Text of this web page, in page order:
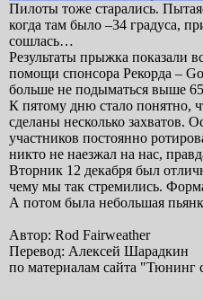
Пилоты тоже старались.
когда там было –34 градуса,
сошлась…
Результаты прыжка показали
помощи спонсора Рекорда –
больше не подыматься выше
К пятому дню стало понятно,
сделаны несколько захватов.
участников постоянно
никто не наезжал на нас,
Вторник 12 декабря был
чему мы так стремились.
А потом была небольшая
Автор: Rod Fairweather
Перевод: Алексей Шарадкин
по материалам сайта "Тюнинг